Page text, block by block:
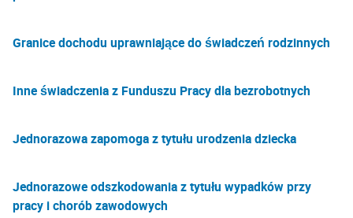
Granice dochodu uprawniające do świadczeń rodzinnych
Inne świadczenia z Funduszu Pracy dla bezrobotnych
Jednorazowa zapomoga z tytułu urodzenia dziecka
Jednorazowe odszkodowania z tytułu wypadków przy
pracy i chorób zawodowych